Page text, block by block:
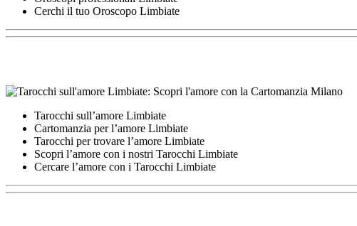
Cerchi il tuo Oroscopo Limbiate
Tarocchi sull’amore Limbiate
Cartomanzia per l’amore Limbiate
Tarocchi per trovare l’amore Limbiate
Scopri l’amore con i nostri Tarocchi Limbiate
Cercare l’amore con i Tarocchi Limbiate